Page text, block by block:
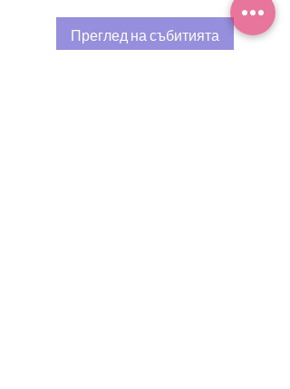
Преглед на събитията